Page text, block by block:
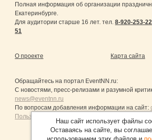
Полная информация об организации
Екатеринбурге.
Для аудитории старше 16 лет. тел. 8-920-253-
51
О проекте Карта сайта
Обращайтесь на портал EventNN.ru:
С новостями, пресс-релизами и разумной
news@eventnn.ru
По вопросам добавления информации на сайт:
Пользовательское Соглашение и политика
Наш сайт использует файлы
Оставаясь на сайте, вы